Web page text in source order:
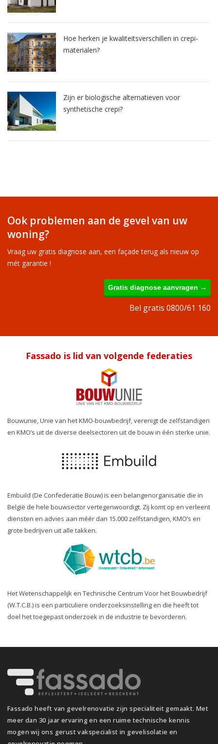
Hoe herken je kwaliteitsverschillen in crepi-
materialen?
Zijn er biologische alternatieven voor
synthetische crepi?
Ook problemen aan de gevel van uw
woning?
Vraag uw gratis diagnose aan, een façade terug als nieuw op
mét garantie !
Gratis diagnose aanvragen →
Bel gratis 0800/61 160
Fassado is lid van volgende federaties
Bouwunie, Unie van het KMO-bouwbedrijf, verenigt de zelfstandigen
en KMO’s uit de diverse deelsectoren uit de bouw in één sterke unie.
Embuild (De Confederatie Bouw) is een belangenorganisatie die in
België de hele bouwsector vertegenwoordigt. Zij komt op en verleent
diensten en advies aan méér dan 15.000 zelfstandigen, KMO’s en
grote bedrijven uit alle takken.
Het Wetenschappelijk en Technische Centrum Voor het Bouwbedrijf
(W.T.C.B.) is een particuliere onderzoeksinstelling en die heeft tot
doel het toegepast onderzoek in de industrie te bevorderen.
Fassado heeft van gevelrenovatie zijn specialiteit gemaakt. Met
meer dan 30 jaar ervaring en een ruime technische kennis
mogen wij ons gerust vakspecialist in gevelisolatie en